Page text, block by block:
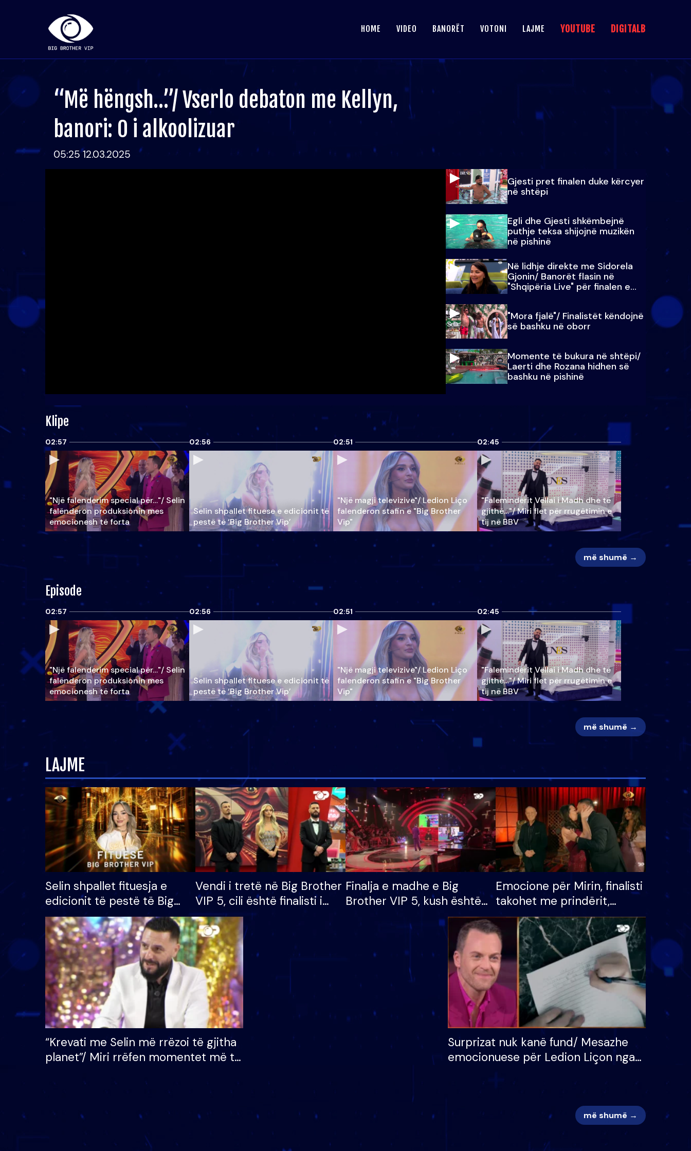
HOME VIDEO BANORËT VOTONI LAJME YOUTUBE DIGITALB
“Më hëngsh…”/ Vserlo debaton me Kellyn,
banori: O i alkoolizuar
05:25 12.03.2025
Gjesti pret finalen duke kërcyer
në shtëpi
Egli dhe Gjesti shkëmbejnë
puthje teksa shijojnë muzikën
në pishinë
Në lidhje direkte me Sidorela
Gjonin/ Banorët flasin në
"Shqipëria Live" për finalen e
madhe
"Mora fjalë"/ Finalistët këndojnë
së bashku në oborr
Momente të bukura në shtëpi/
Laerti dhe Rozana hidhen së
bashku në pishinë
Klipe
02:57
"Një falenderim special për…"/ Selin
falënderon produksionin mes
emocionesh të forta
02:56
Selin shpallet fituese e edicionit të
pestë të ‘Big Brother Vip’
02:51
"Një magji televizive"/ Ledion Liço
falenderon stafin e "Big Brother
Vip"
02:45
"Faleminderit Vëllai i Madh dhe të
gjithë…"/ Miri flet për rrugëtimin e
tij në BBV
më shumë →
Episode
02:57
"Një falenderim special për…"/ Selin
falënderon produksionin mes
emocionesh të forta
02:56
Selin shpallet fituese e edicionit të
pestë të ‘Big Brother Vip’
02:51
"Një magji televizive"/ Ledion Liço
falenderon stafin e "Big Brother
Vip"
02:45
"Faleminderit Vëllai i Madh dhe të
gjithë…"/ Miri flet për rrugëtimin e
tij në BBV
më shumë →
LAJME
Selin shpallet fituesja e
edicionit të pestë të Big
Brother VIP, rrëmben
çmimin e madh prej 100
mijë eurosh
Vendi i tretë në Big Brother
VIP 5, cili është finalisti i
radhës që lë shtëpinë
Finalja e madhe e Big
Brother VIP 5, kush është
banori i parë që lë shtëpinë
dhe humb mundësinë për
të fituar çmimin e madh
Emocione për Mirin, finalisti
takohet me prindërit,
vajzën dhe bashkëshorten:
S’kemi ndonjë letër divorci
apo jo?
“Krevati me Selin më rrëzoi të gjitha
planet”/ Miri rrëfen momentet më të
mungojë zilja e mëngjesit kur…
Surprizat nuk kanë fund/ Mesazhe
emocionuese për Ledion Liçon nga
më shumë →